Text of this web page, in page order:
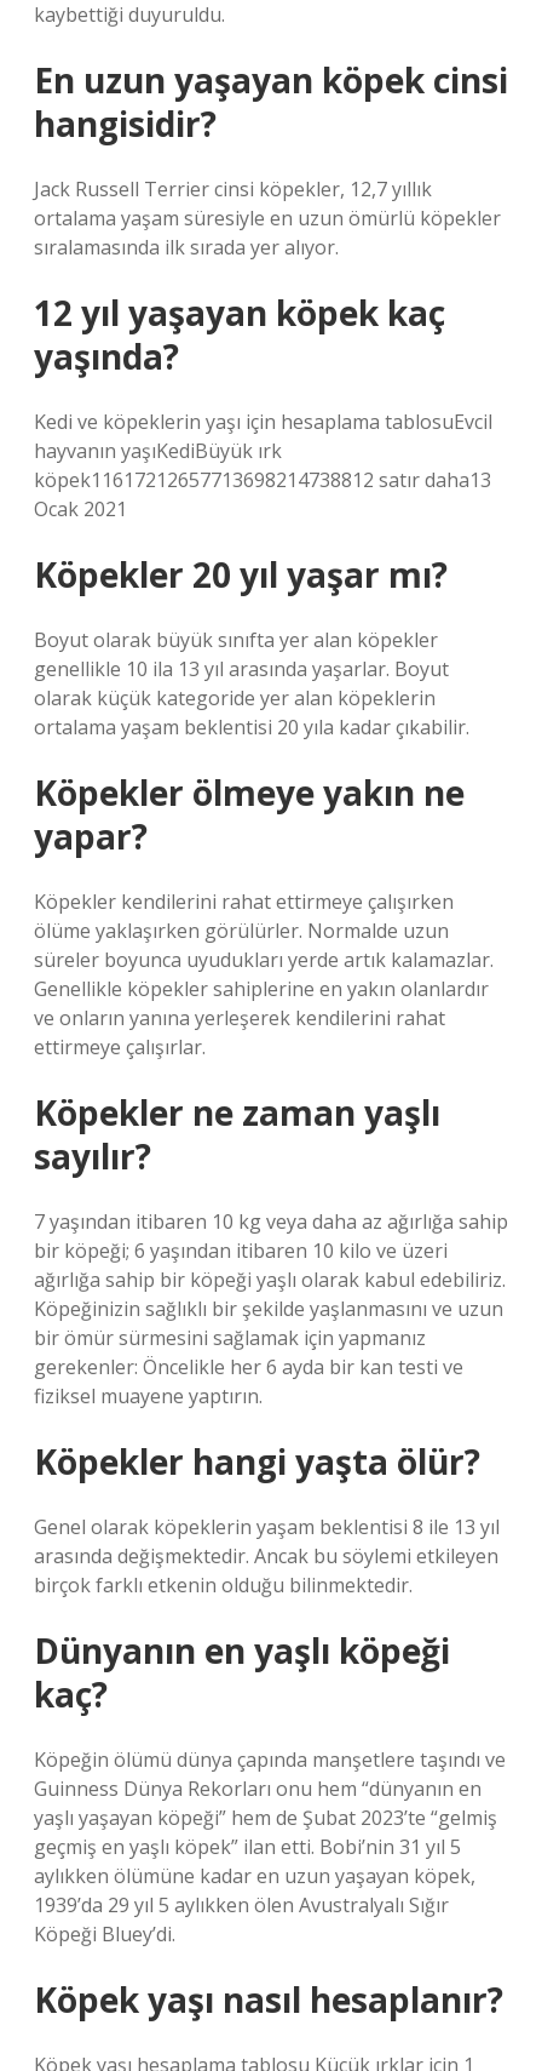
kaybettiği duyuruldu.
En uzun yaşayan köpek cinsi
hangisidir?
Jack Russell Terrier cinsi köpekler, 12,7 yıllık
ortalama yaşam süresiyle en uzun ömürlü köpekler
sıralamasında ilk sırada yer alıyor.
12 yıl yaşayan köpek kaç
yaşında?
Kedi ve köpeklerin yaşı için hesaplama tablosuEvcil
hayvanın yaşıKediBüyük ırk
köpek11617212657713698214738812 satır daha13
Ocak 2021
Köpekler 20 yıl yaşar mı?
Boyut olarak büyük sınıfta yer alan köpekler
genellikle 10 ila 13 yıl arasında yaşarlar. Boyut
olarak küçük kategoride yer alan köpeklerin
ortalama yaşam beklentisi 20 yıla kadar çıkabilir.
Köpekler ölmeye yakın ne
yapar?
Köpekler kendilerini rahat ettirmeye çalışırken
ölüme yaklaşırken görülürler. Normalde uzun
süreler boyunca uyudukları yerde artık kalamazlar.
Genellikle köpekler sahiplerine en yakın olanlardır
ve onların yanına yerleşerek kendilerini rahat
ettirmeye çalışırlar.
Köpekler ne zaman yaşlı
sayılır?
7 yaşından itibaren 10 kg veya daha az ağırlığa sahip
bir köpeği; 6 yaşından itibaren 10 kilo ve üzeri
ağırlığa sahip bir köpeği yaşlı olarak kabul edebiliriz.
Köpeğinizin sağlıklı bir şekilde yaşlanmasını ve uzun
bir ömür sürmesini sağlamak için yapmanız
gerekenler: Öncelikle her 6 ayda bir kan testi ve
fiziksel muayene yaptırın.
Köpekler hangi yaşta ölür?
Genel olarak köpeklerin yaşam beklentisi 8 ile 13 yıl
arasında değişmektedir. Ancak bu söylemi etkileyen
birçok farklı etkenin olduğu bilinmektedir.
Dünyanın en yaşlı köpeği
kaç?
Köpeğin ölümü dünya çapında manşetlere taşındı ve
Guinness Dünya Rekorları onu hem “dünyanın en
yaşlı yaşayan köpeği” hem de Şubat 2023’te “gelmiş
geçmiş en yaşlı köpek” ilan etti. Bobi’nin 31 yıl 5
aylıkken ölümüne kadar en uzun yaşayan köpek,
1939’da 29 yıl 5 aylıkken ölen Avustralyalı Sığır
Köpeği Bluey’di.
Köpek yaşı nasıl hesaplanır?
Köpek yaşı hesaplama tablosu Küçük ırklar için 1